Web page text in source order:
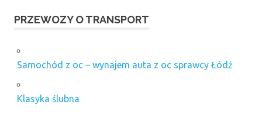
PRZEWOZY O TRANSPORT
Samochód z oc – wynajem auta z oc sprawcy Łódź
Klasyka ślubna